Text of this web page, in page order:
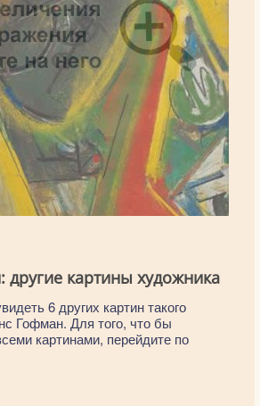
другие картины художника
6 других картин такого
Гофман. Для того, что бы
картинами, перейдите по